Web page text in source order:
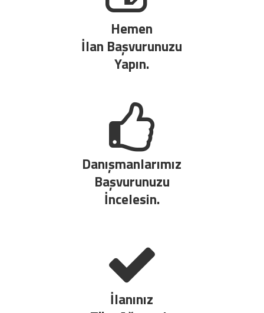
Hemen
İlan Başvurunuzu
Yapın.
Danışmanlarımız
Başvurunuzu
İncelesin.
İlanınız